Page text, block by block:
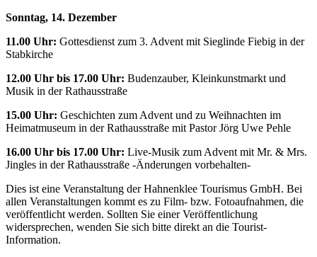
Sonntag, 14. Dezember
11.00 Uhr: Gottesdienst zum 3. Advent mit Sieglinde Fiebig in der
Stabkirche
12.00 Uhr bis 17.00 Uhr: Budenzauber, Kleinkunstmarkt und
Musik in der Rathausstraße
15.00 Uhr: Geschichten zum Advent und zu Weihnachten im
Heimatmuseum in der Rathausstraße mit Pastor Jörg Uwe Pehle
16.00 Uhr bis 17.00 Uhr: Live-Musik zum Advent mit Mr. & Mrs.
Jingles in der Rathausstraße -Änderungen vorbehalten-
Dies ist eine Veranstaltung der Hahnenklee Tourismus GmbH. Bei
allen Veranstaltungen kommt es zu Film- bzw. Fotoaufnahmen, die
veröffentlicht werden. Sollten Sie einer Veröffentlichung
widersprechen, wenden Sie sich bitte direkt an die Tourist-
Information.